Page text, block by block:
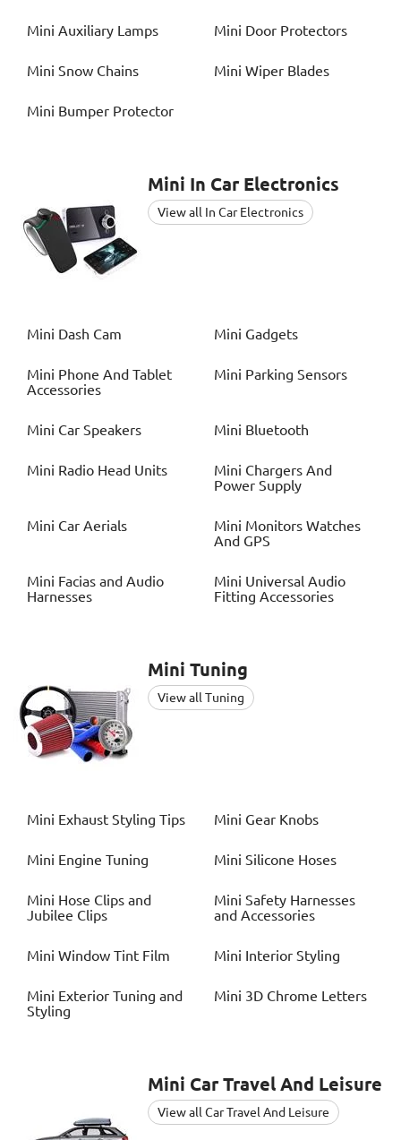
Mini Auxiliary Lamps Mini Door Protectors
Mini Snow Chains Mini Wiper Blades
Mini Bumper Protector
Mini In Car Electronics
View all In Car Electronics
Mini Dash Cam Mini Gadgets
Mini Phone And Tablet
Accessories
Mini Parking Sensors
Mini Car Speakers Mini Bluetooth
Mini Radio Head Units Mini Chargers And
Power Supply
Mini Car Aerials Mini Monitors Watches
And GPS
Mini Facias and Audio
Harnesses
Mini Universal Audio
Fitting Accessories
Mini Tuning
View all Tuning
Mini Exhaust Styling Tips Mini Gear Knobs
Mini Engine Tuning Mini Silicone Hoses
Mini Hose Clips and
Jubilee Clips
Mini Safety Harnesses
and Accessories
Mini Window Tint Film Mini Interior Styling
Mini Exterior Tuning and
Styling
Mini 3D Chrome Letters
Mini Car Travel And Leisure
View all Car Travel And Leisure